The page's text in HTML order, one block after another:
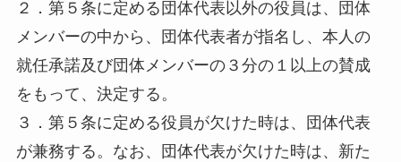
２．第５条に定める団体代表以外の役員は、団体
メンバーの中から、団体代表者が指名し、本人の
就任承諾及び団体メンバーの３分の１以上の賛成
をもって、決定する。
３．第５条に定める役員が欠けた時は、団体代表
が兼務する。なお、団体代表が欠けた時は、新た